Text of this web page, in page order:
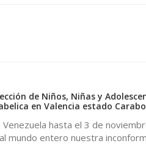
de Niños, Niñas y
en Valencia estado
hasta el 3 de
mundo entero nuestra